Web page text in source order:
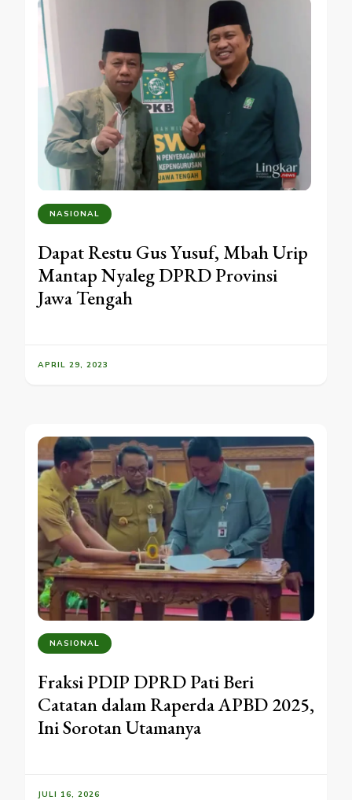
NASIONAL
Dapat Restu Gus Yusuf, Mbah Urip
Mantap Nyaleg DPRD Provinsi
Jawa Tengah
APRIL 29, 2023
NASIONAL
Fraksi PDIP DPRD Pati Beri
Catatan dalam Raperda APBD 2025,
Ini Sorotan Utamanya
JULI 16, 2026